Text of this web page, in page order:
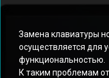
Замена клавиатуры
осуществляется для
функциональностью.
К таким проблемам